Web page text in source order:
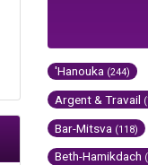
'Hanouka (244)
Argent & Travail
Bar-Mitsva (118)
Beth-Hamikdach